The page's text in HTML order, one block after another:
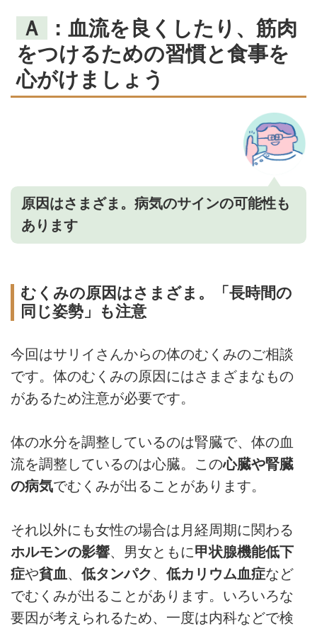
Ａ
：血流を良くしたり、筋肉
をつけるための習慣と食事を
心がけましょう
原因はさまざま。病気のサインの可能性も
あります
むくみの原因はさまざま。「長時間の
同じ姿勢」も注意
今回はサリイさんからの体のむくみのご相談
です。体のむくみの原因にはさまざまなもの
があるため注意が必要です。
体の水分を調整しているのは腎臓で、体の血
流を調整しているのは心臓。この心臓や腎臓
の病気でむくみが出ることがあります。
それ以外にも女性の場合は月経周期に関わる
ホルモンの影響、男女ともに甲状腺機能低下
症や貧血、 低タンパク、 低カリウム血症など
でむくみが出ることがあります。いろいろな
要因が考えられるため、一度は内科などで検